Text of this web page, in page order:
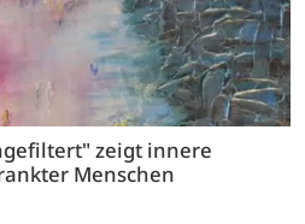
zeigt innere
Menschen